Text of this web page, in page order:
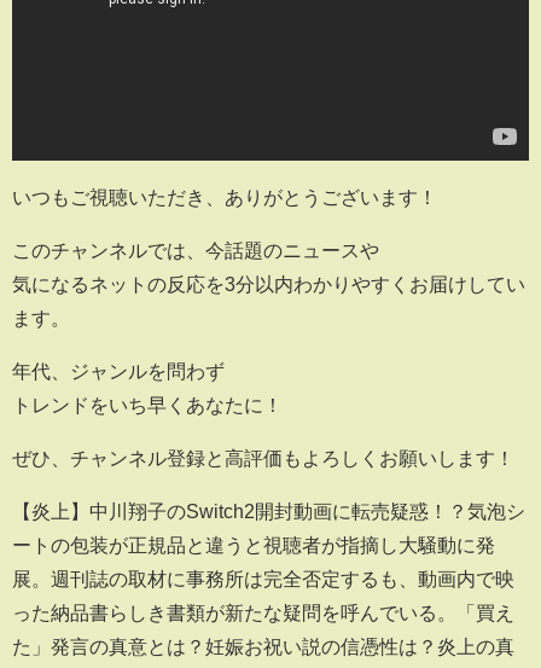
いつもご視聴いただき、ありがとうございます！
このチャンネルでは、今話題のニュースや
気になるネットの反応を3分以内わかりやすくお届けしてい
ます。
年代、ジャンルを問わず
トレンドをいち早くあなたに！
ぜひ、チャンネル登録と高評価もよろしくお願いします！
【炎上】中川翔子のSwitch2開封動画に転売疑惑！？気泡シ
ートの包装が正規品と違うと視聴者が指摘し大騒動に発
展。週刊誌の取材に事務所は完全否定するも、動画内で映
った納品書らしき書類が新たな疑問を呼んでいる。「買え
た」発言の真意とは？妊娠お祝い説の信憑性は？炎上の真